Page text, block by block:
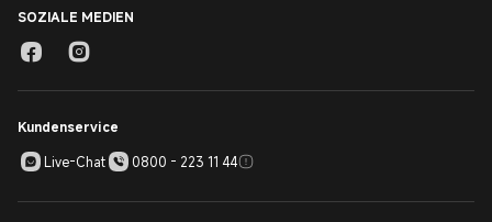
SOZIALE MEDIEN
Kundenservice
Live-Chat
0800 - 223 11 44